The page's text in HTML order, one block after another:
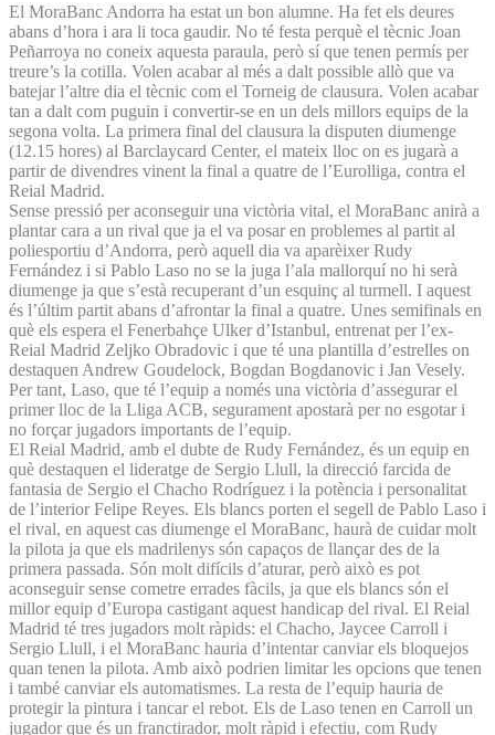
El MoraBanc Andorra ha estat un bon alumne. Ha fet els deures
abans d’hora i ara li toca gaudir. No té festa perquè el tècnic Joan
Peñarroya no coneix aquesta paraula, però sí que tenen permís per
treure’s la cotilla. Volen acabar al més a dalt possible allò que va
batejar l’altre dia el tècnic com el Torneig de clausura. Volen acabar
tan a dalt com puguin i convertir-se en un dels millors equips de la
segona volta. La primera final del clausura la disputen diumenge
(12.15 hores) al Barclaycard Center, el mateix lloc on es jugarà a
partir de divendres vinent la final a quatre de l’Eurolliga, contra el
Reial Madrid.
Sense pressió per aconseguir una victòria vital, el MoraBanc anirà a
plantar cara a un rival que ja el va posar en problemes al partit al
poliesportiu d’An­dorra, però aquell dia va aparèixer Rudy
Fernández i si Pablo Laso no se la juga l’ala mallorquí no hi serà
diumenge ja que s’està recuperant d’un esquinç al turmell. I aquest
és l’últim partit abans d’afrontar la final a quatre. Unes semifinals en
què els espera el Fenerbahçe Ulker d’Istanbul, entrenat per l’ex-
Reial Madrid Zeljko Obradovic i que té una plantilla d’estrelles on
destaquen Andrew Goudelock, Bogdan Bogdanovic i Jan Vesely.
Per tant, Laso, que té l’equip a només una victòria d’assegurar el
primer lloc de la Lliga ACB, segurament apostarà per no esgotar i
no forçar jugadors importants de l’equip.
El Reial Madrid, amb el dubte de Rudy Fernández, és un equip en
què destaquen el lideratge de Sergio Llull, la direcció farcida de
fantasia de Sergio el Chacho Rodríguez i la potència i personalitat
de l’interior Felipe Reyes. Els blancs porten el segell de Pablo Laso i
el rival, en aquest cas diumenge el MoraBanc, haurà de cuidar molt
la pilota ja que els madrilenys són capaços de llançar des de la
primera passada. Són molt difícils d’aturar, però això es pot
aconseguir sense cometre errades fàcils, ja que els blancs són el
millor equip d’Europa castigant aquest handicap del rival. El Reial
Madrid té tres jugadors molt ràpids: el Cha­cho, Jaycee Carroll i
Sergio Llull, i el MoraBanc hauria d’intentar canviar els bloquejos
quan tenen la pilota. Amb això podrien limitar les opcions que tenen
i també canviar els automatismes. La resta de l’equip hauria de
protegir la pintura i tancar el rebot. Els de Laso tenen en Carroll un
jugador que és un franctirador, molt ràpid i efectiu, com Rudy